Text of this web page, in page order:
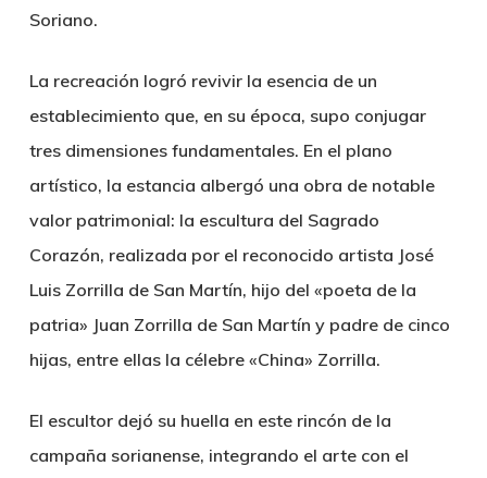
Soriano.
La recreación logró revivir la esencia de un
establecimiento que, en su época, supo conjugar
tres dimensiones fundamentales. En el plano
artístico, la estancia albergó una obra de notable
valor patrimonial: la escultura del Sagrado
Corazón, realizada por el reconocido artista José
Luis Zorrilla de San Martín, hijo del «poeta de la
patria» Juan Zorrilla de San Martín y padre de cinco
hijas, entre ellas la célebre «China» Zorrilla.
El escultor dejó su huella en este rincón de la
campaña sorianense, integrando el arte con el